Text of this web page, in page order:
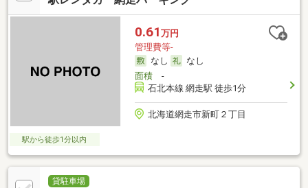
0.61 万円
管理費等-
なし
なし
面積-
石北本線 網走駅 徒歩1分
北海道網走市新町２丁目
駅から徒歩1分以内
貸駐車場